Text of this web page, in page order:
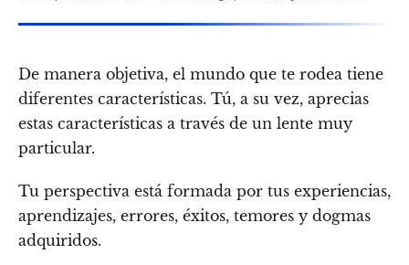
De manera objetiva, el mundo que te rodea tiene
diferentes características. Tú, a su vez, aprecias
estas características a través de un lente muy
particular.
Tu perspectiva está formada por tus experiencias,
aprendizajes, errores, éxitos, temores y dogmas
adquiridos.